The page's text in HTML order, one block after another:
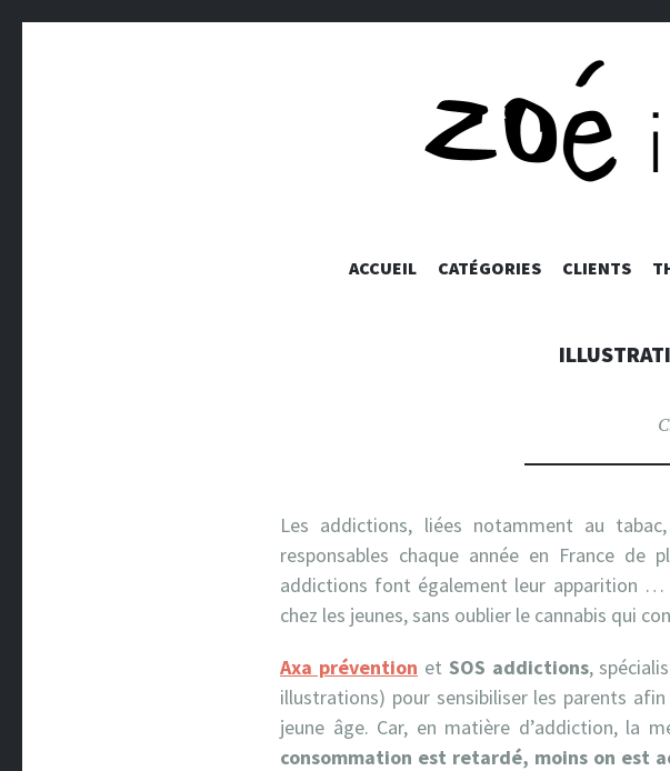
ACCUEIL CATÉGORIES CLIENTS
Les addictions, liées notamment au
responsables chaque année en France de
addictions font également leur apparition …
chez les jeunes, sans oublier le cannabis qui
Axa prévention et SOS addictions,
illustrations) pour sensibiliser les parents
jeune âge. Car, en matière d’addiction, la
consommation est retardé, moins on est